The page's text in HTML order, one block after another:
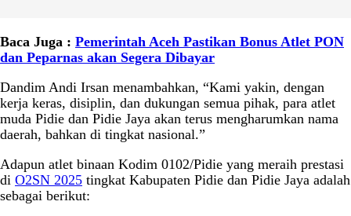
Baca Juga : Pemerintah Aceh Pastikan Bonus Atlet PON
dan Peparnas akan Segera Dibayar
Dandim Andi Irsan menambahkan, “Kami yakin, dengan
kerja keras, disiplin, dan dukungan semua pihak, para atlet
muda Pidie dan Pidie Jaya akan terus mengharumkan nama
daerah, bahkan di tingkat nasional.”
Adapun atlet binaan Kodim 0102/Pidie yang meraih prestasi
di O2SN 2025 tingkat Kabupaten Pidie dan Pidie Jaya adalah
sebagai berikut: